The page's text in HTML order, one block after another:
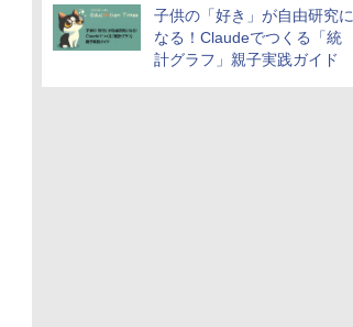
子供の「好き」が自由研究に
なる！Claudeでつくる「統
計グラフ」親子実践ガイド